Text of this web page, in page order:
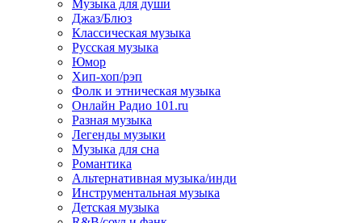
Музыка для души
Джаз/Блюз
Классическая музыка
Русская музыка
Юмор
Хип-хоп/рэп
Фолк и этническая музыка
Онлайн Радио 101.ru
Разная музыка
Легенды музыки
Музыка для сна
Романтика
Альтернативная музыка/инди
Инструментальная музыка
Детская музыка